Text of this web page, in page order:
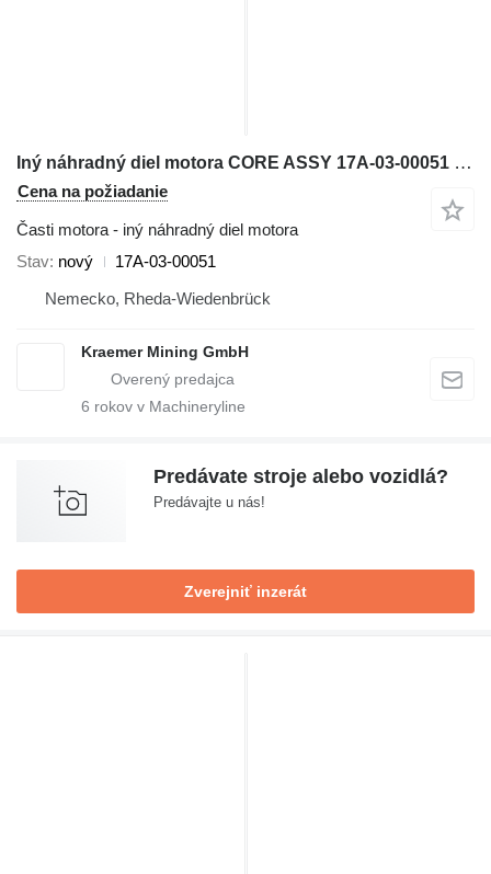
Iný náhradný diel motora CORE ASSY 17A-03-00051 na buldozéra Komatsu D155A
Cena na požiadanie
Časti motora - iný náhradný diel motora
Stav nový
17A-03-00051
Nemecko, Rheda-Wiedenbrück
Kraemer Mining GmbH
6 rokov v Machineryline
Predávate stroje alebo vozidlá?
Predávajte u nás!
Zverejniť inzerát